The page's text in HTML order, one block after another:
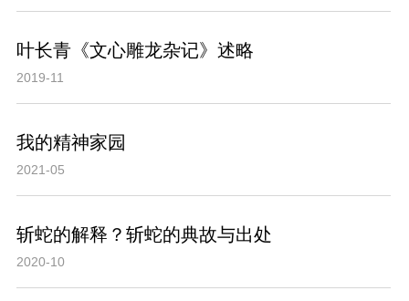
叶长青《文心雕龙杂记》述略
2019-11
我的精神家园
2021-05
斩蛇的解释？斩蛇的典故与出处
2020-10